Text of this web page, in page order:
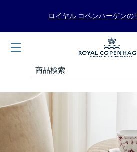
ロイヤル コペンハーゲンの